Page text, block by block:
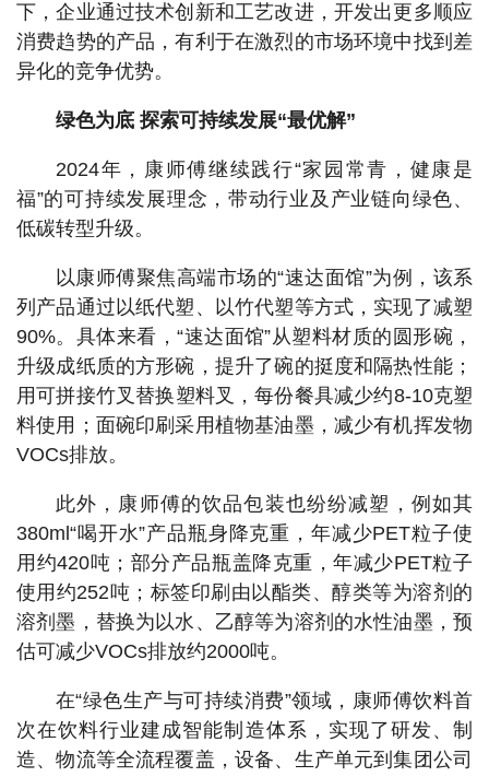
下，企业通过技术创新和工艺改进，开发出更多顺应
消费趋势的产品，有利于在激烈的市场环境中找到差
异化的竞争优势。
绿色为底 探索可持续发展“最优解”
2024年，康师傅继续践行“家园常青，健康是
福”的可持续发展理念，带动行业及产业链向绿色、
低碳转型升级。
以康师傅聚焦高端市场的“速达面馆”为例，该系
列产品通过以纸代塑、以竹代塑等方式，实现了减塑
90%。具体来看，“速达面馆”从塑料材质的圆形碗，
升级成纸质的方形碗，提升了碗的挺度和隔热性能；
用可拼接竹叉替换塑料叉，每份餐具减少约8-10克塑
料使用；面碗印刷采用植物基油墨，减少有机挥发物
VOCs排放。
此外，康师傅的饮品包装也纷纷减塑，例如其
380ml“喝开水”产品瓶身降克重，年减少PET粒子使
用约420吨；部分产品瓶盖降克重，年减少PET粒子
使用约252吨；标签印刷由以酯类、醇类等为溶剂的
溶剂墨，替换为以水、乙醇等为溶剂的水性油墨，预
估可减少VOCs排放约2000吨。
在“绿色生产与可持续消费”领域，康师傅饮料首
次在饮料行业建成智能制造体系，实现了研发、制
造、物流等全流程覆盖，设备、生产单元到集团公司